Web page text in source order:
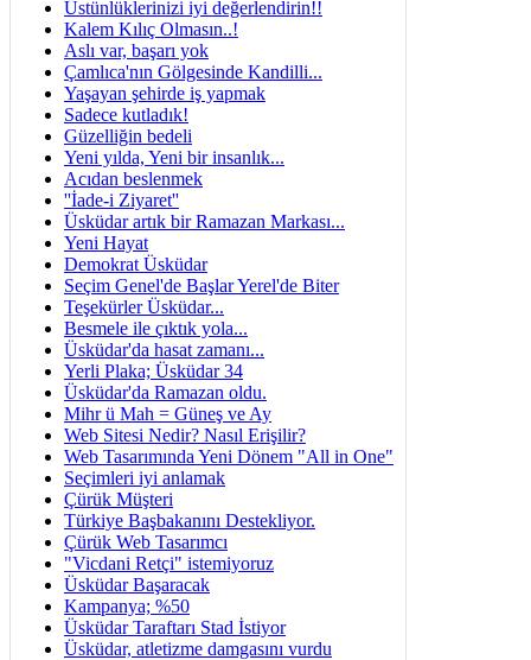
Üstünlüklerinizi iyi değerlendirin!!
Kalem Kılıç Olmasın..!
Aslı var, başarı yok
Çamlıca'nın Gölgesinde Kandilli...
Yaşayan şehirde iş yapmak
Sadece kutladık!
Güzelliğin bedeli
Yeni yılda, Yeni bir insanlık...
Acıdan beslenmek
''İade-i Ziyaret''
Üsküdar artık bir Ramazan Markası...
Yeni Hayat
Demokrat Üsküdar
Seçim Genel'de Başlar Yerel'de Biter
Teşekürler Üsküdar...
Besmele ile çıktık yola...
Üsküdar'da hasat zamanı...
Yerli Plaka; Üsküdar 34
Üsküdar'da Ramazan oldu.
Mihr ü Mah = Güneş ve Ay
Web Sitesi Nedir? Nasıl Erişilir?
Web Tasarımında Yeni Dönem "All in One"
Seçimleri iyi anlamak
Çürük Müşteri
Türkiye Başbakanını Destekliyor.
Çürük Web Tasarımcı
"Vicdani Retçi" istemiyoruz
Üsküdar Başaracak
Kampanya; %50
Üsküdar Taraftarı Stad İstiyor
Üsküdar, atletizme damgasını vurdu